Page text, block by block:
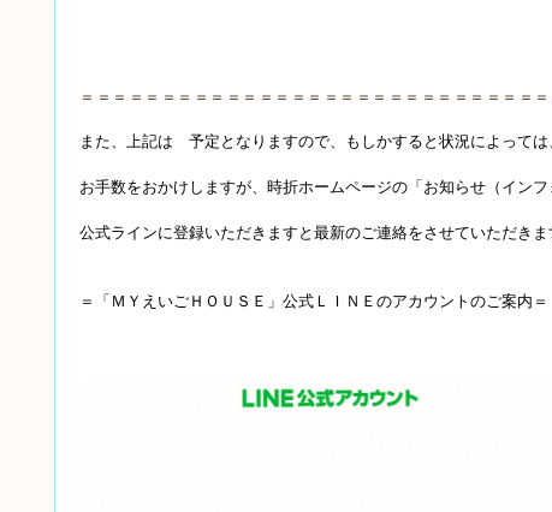
＝＝＝＝＝＝＝＝＝＝＝＝＝＝＝＝＝＝＝＝＝＝＝＝＝＝＝＝
また、上記は 予定となりますので、もしかすると状況によっては
お手数をおかけしますが、時折ホームページの 「お知らせ（イン
公式ラインに登録いただきますと最新のご連絡をさせていただきま
＝「ＭＹえいごＨＯＵＳＥ」公式ＬＩＮＥのアカウントのご案内＝